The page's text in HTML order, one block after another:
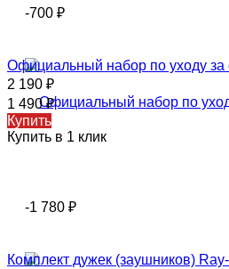
-700 ₽
Официальный набор по уходу за
2 190 ₽
1 490₽
Купить
Купить в 1 клик
-1 780 ₽
Комплект дужек (заушников)